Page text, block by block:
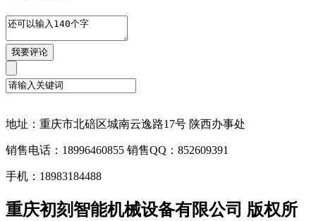
地址：重庆市北碚区城南云逸路17号 陕西办事处
销售电话：18996460855 销售QQ：852609391
手机：18983184488
重庆初刻智能机械设备有限公司 版权所